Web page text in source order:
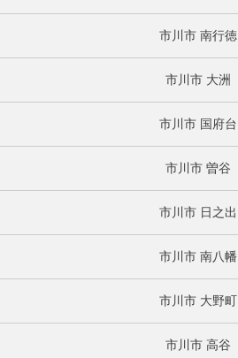
市川市 南行徳
市川市 大洲
市川市 国府台
市川市 曽谷
市川市 日之出
市川市 南八幡
市川市 大野町
市川市 高谷